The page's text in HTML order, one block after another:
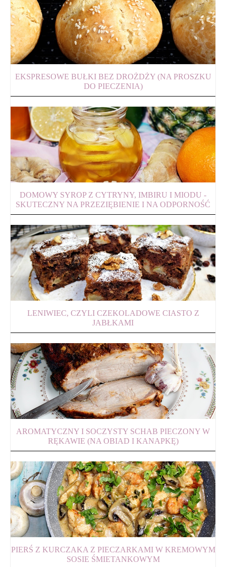
EKSPRESOWE BUŁKI BEZ DROŻDŻY (NA PROSZKU
DO PIECZENIA)
DOMOWY SYROP Z CYTRYNY, IMBIRU I MIODU -
SKUTECZNY NA PRZEZIĘBIENIE I NA ODPORNOŚĆ
LENIWIEC, CZYLI CZEKOLADOWE CIASTO Z
JABŁKAMI
AROMATYCZNY I SOCZYSTY SCHAB PIECZONY W
RĘKAWIE (NA OBIAD I KANAPKĘ)
PIERŚ Z KURCZAKA Z PIECZARKAMI W KREMOWYM
SOSIE ŚMIETANKOWYM